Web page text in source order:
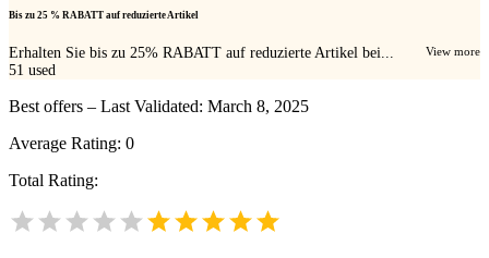
Bis zu 25 % RABATT auf reduzierte Artikel
Erhalten Sie bis zu 25% RABATT auf reduzierte Artikel bei... View more
51 used
Best offers – Last Validated: March 8, 2025
Average Rating: 0
Total Rating: